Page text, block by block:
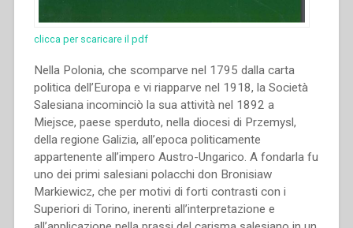
clicca per scaricare il pdf
Nella Polonia, che scomparve nel 1795 dalla carta
politica dell’Europa e vi riapparve nel 1918, la Società
Salesiana incominciò la sua attività nel 1892 a
Miejsce, paese sperduto, nella diocesi di Przemysl,
della regione Galizia, all’epoca politicamente
appartenente all’impero Austro-Ungarico. A fondarla fu
uno dei primi salesiani polacchi don Bronisiaw
Markiewicz, che per motivi di forti contrasti con i
Superiori di Torino, inerenti all’interpretazione e